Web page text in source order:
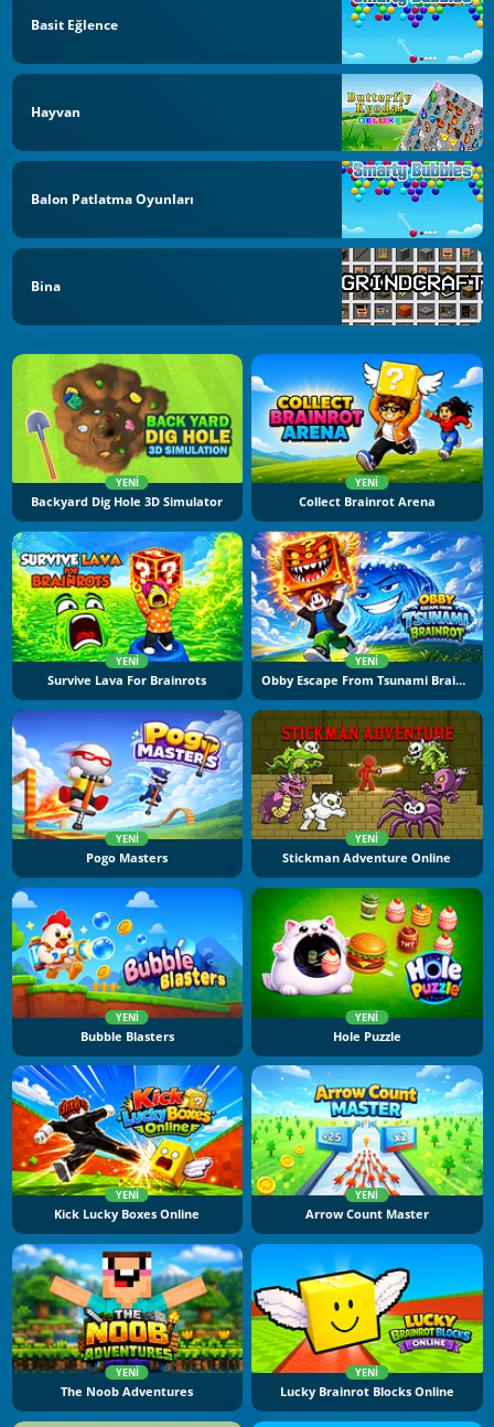
Basit Eğlence
Hayvan
Balon Patlatma Oyunları
Bina
YENI
Backyard Dig Hole 3D Simulator
YENI
Collect Brainrot Arena
YENI
Survive Lava For Brainrots
YENI
Obby Escape From Tsunami Brainrot
YENI
Pogo Masters
YENI
Stickman Adventure Online
YENI
Bubble Blasters
YENI
Hole Puzzle
YENI
Kick Lucky Boxes Online
YENI
Arrow Count Master
YENI
The Noob Adventures
YENI
Lucky Brainrot Blocks Online